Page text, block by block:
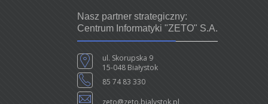
Nasz partner strategiczny:
Centrum Informatyki "ZETO" S.A.
ul. Skorupska 9
15-048 Białystok
85 74 83 330